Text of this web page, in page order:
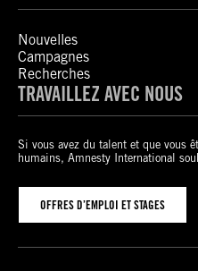
Nouvelles
Campagnes
Recherches
TRAVAILLEZ AVEC NOUS
Si vous avez du talent et que vous
humains, Amnesty International
OFFRES D’EMPLOI ET STAGES